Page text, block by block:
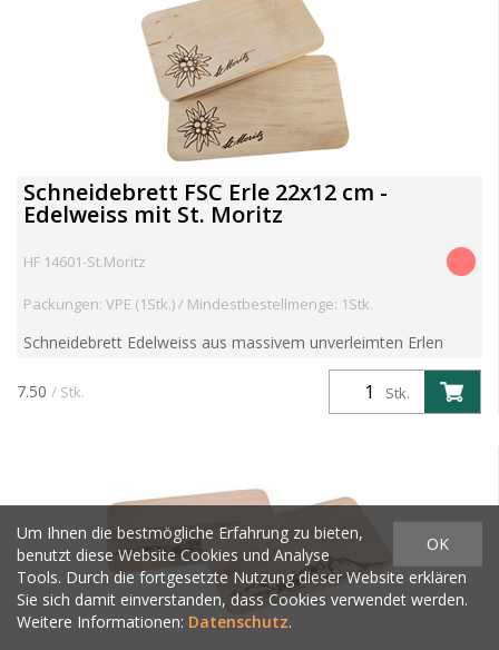
Schneidebrett FSC Erle 22x12 cm -
Edelweiss mit St. Moritz
HF 14601-St.Moritz
Packungen: VPE (1Stk.) / Mindestbestellmenge: 1Stk.
Schneidebrett Edelweiss aus massivem unverleimten Erlen
oder Buchen Holz Artikelgewicht 0.25 kg Aritkel kann
individualisiert werden. Kosten für Branddruck/Branding, Lase...
Stk.
7.50 / Stk.
OK
Um Ihnen die bestmögliche Erfahrung zu bieten,
benutzt diese Website Cookies und Analyse
Tools. Durch die fortgesetzte Nutzung dieser Website erklären
Sie sich damit einverstanden, dass Cookies verwendet werden.
Weitere Informationen: Datenschutz.